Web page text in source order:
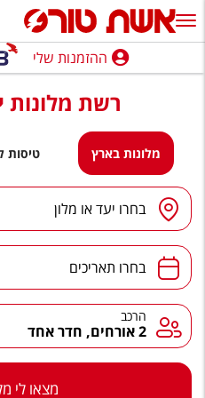
ההזמנות שלי
נופש בארץ
חופשה לפי סגנון
מלונות באילת
טיולים מאורגנים
סגנונות טיול
הרגע האחרון
ההזמנות שלי
רשת מלונות
מלונות בארץ טיסות
יעד/מלון בחרו יעד או מלון
תאריכים בחרו תאריכים
הרכב הרכב
2 אורחים, חדר אחד
מצאו לי